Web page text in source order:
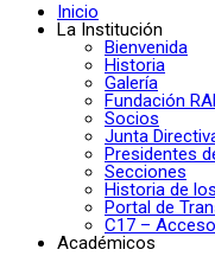
Inicio
La Institución
Bienvenida
Historia
Galería
Fundación
Socios
Junta
Presidentes
Secciones
Historia de
Portal de
C17 – Acceso
Académicos